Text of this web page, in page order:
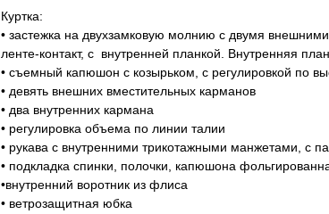
Куртка:
• застежка на двухзамковую молнию с двумя
ленте-контакт, с внутренней планкой. Внутренняя
• съемный капюшон с козырьком, с регулировкой по
• девять внешних вместительных карманов
• два внутренних кармана
• регулировка объема по линии талии
• рукава с внутренними трикотажными манжетами, с
• подкладка спинки, полочки, капюшона
•внутренний воротник из флиса
• ветрозащитная юбка